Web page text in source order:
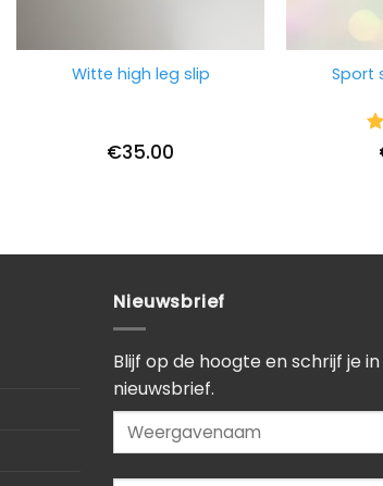
Witte high leg slip
€35.00
Sport
Nieuwsbrief
Blijf op de hoogte en schrijf je
nieuwsbrief.